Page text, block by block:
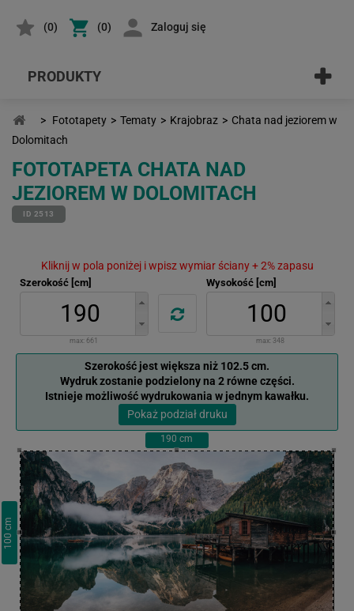
(0) (0) Zaloguj się
PRODUKTY
> Fototapety > Tematy > Krajobraz > Chata nad jeziorem w
Dolomitach
FOTOTAPETA CHATA NAD
JEZIOREM W DOLOMITACH
ID 2513
Kliknij w pola poniżej i wpisz wymiar ściany + 2% zapasu
Szerokość [cm]
max: 661
Wysokość [cm]
max: 348
Szerokość jest większa niż 102.5 cm.
Wydruk zostanie podzielony na 2 równe części.
Istnieje możliwość wydrukowania w jednym kawałku.
Pokaż podział druku
190 cm
100
cm